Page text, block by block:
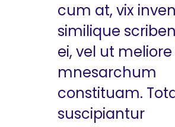
cum at, vix
similique
ei, vel ut meliore
mnesarchum
constituam.
suscipiantur